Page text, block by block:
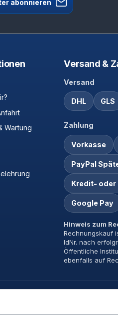
abonnieren
Wartung
Versand &
Versand
DHL GLS
Zahlung
Vorkasse
PayPal
Kredit- oder
Google Pay
Hinweis zum
Rechnungskauf
IdNr. nach
Öffentliche
ebenfalls auf